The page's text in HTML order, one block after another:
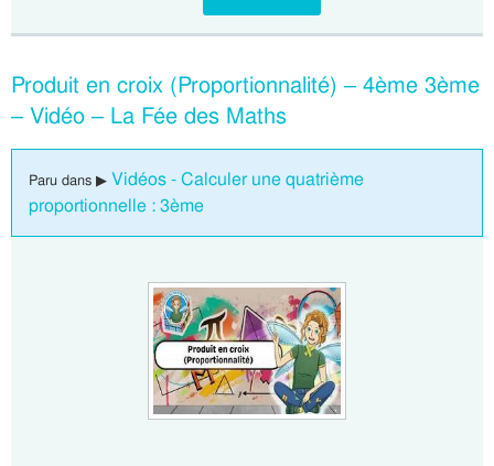
Produit en croix (Proportionnalité) – 4ème 3ème
– Vidéo – La Fée des Maths
Paru dans ▶ Vidéos - Calculer une quatrième
proportionnelle : 3ème